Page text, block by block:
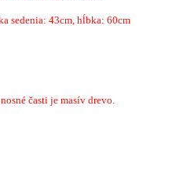
sedenia: 43cm, hĺbka: 60cm
časti je masív drevo.